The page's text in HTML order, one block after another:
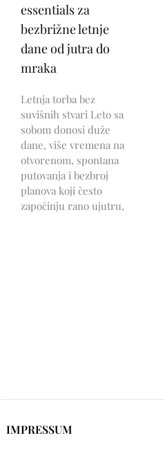
essentials za
bezbrižne letnje
dane od jutra do
mraka
Letnja torba bez
suvišnih stvari Leto sa
sobom donosi duže
dane, više vremena na
otvorenom, spontana
putovanja i bezbroj
planova koji često
započinju rano ujutru,
IMPRESSUM